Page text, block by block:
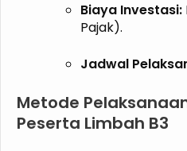
Biaya Investasi:
Pajak).
Jadwal
Metode
Peserta Limbah B3